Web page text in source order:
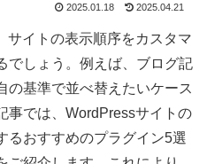
2025.01.18 2025.04.21
サイトの表示順序をカスタマ
でしょう。例えば、ブログ記
の基準で並べ替えたいケース
事では、WordPressサイトの
るおすすめのプラグイン5選